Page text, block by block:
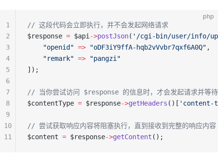
php
// 这段代码会立即执行，并不会发起网络请求
$response = $api ->postJson( '/cgi-bin/user/info/
    "openid"
=> "oDF3iY9ffA-hqb2vVvbr7qxf6A0Q" ,
    "remark"
=> "pangzi"
]);
// 当你尝试访问 $response 的信息时，才会发起请求并等
$contentType = $response->getHeaders ()[ 'content-
// 尝试获取响应内容将阻塞执行，直到接收到完整的响应内容
$content = $response->getContent ();
1
2
3
4
5
6
7
8
9
10
11